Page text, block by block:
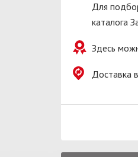
Для
каталога
Здесь
Доставка